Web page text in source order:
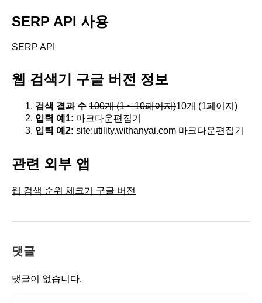
SERP API 사용
SERP API
웹 검색기 구글 버전 정보
검색 결과 수 100개 (1 ~ 10페이지)10개 (1페이지)
입력 예1: 마크다운편집기
입력 예2: site:utility.withanyai.com 마크다운편집기
관련 외부 앱
웹 검색 순위 체크기 구글 버전
댓글
댓글이 없습니다.